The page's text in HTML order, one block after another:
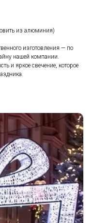
из алюминия)
изготовления — по
нашей компании.
и яркое свечение, которое